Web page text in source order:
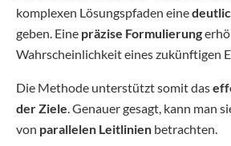
komplexen Lösungspfaden eine
geben. Eine präzise Formulierung
Wahrscheinlichkeit eines zukünftigen
Die Methode unterstützt somit das
der Ziele. Genauer gesagt, kann man
von parallelen Leitlinien betrachten.